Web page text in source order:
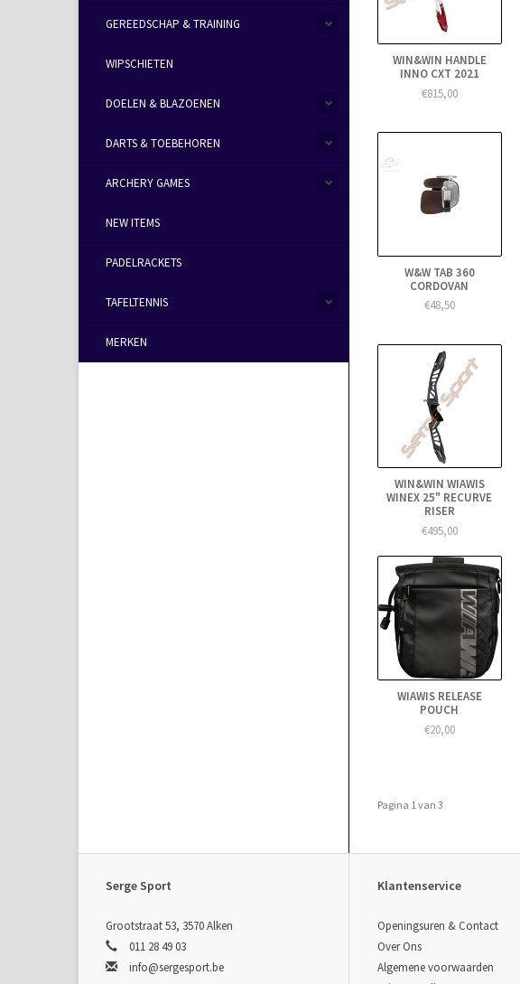
GEREEDSCHAP & TRAINING
WIPSCHIETEN
DOELEN & BLAZOENEN
DARTS & TOEBEHOREN
ARCHERY GAMES
NEW ITEMS
PADELRACKETS
TAFELTENNIS
MERKEN
WIN&WIN HANDLE
INNO CXT 2021
€815,00
W&W TAB 360
CORDOVAN
€48,50
WIN&WIN WIAWIS
WINEX 25" RECURVE
RISER
€495,00
WIAWIS RELEASE
POUCH
€20,00
Pagina 1 van 3
Serge Sport
Grootstraat 53, 3570 Alken
011 28 49 03
info@sergesport.be
Klantenservice
Openingsuren & Contact
Over Ons
Algemene voorwaarden